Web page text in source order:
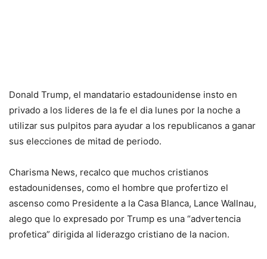
Donald Trump, el mandatario estadounidense insto en
privado a los lideres de la fe el dia lunes por la noche a
utilizar sus pulpitos para ayudar a los republicanos a ganar
sus elecciones de mitad de periodo.
Charisma News, recalco que muchos cristianos
estadounidenses, como el hombre que profertizo el
ascenso como Presidente a la Casa Blanca, Lance Wallnau,
alego que lo expresado por Trump es una “advertencia
profetica” dirigida al liderazgo cristiano de la nacion.